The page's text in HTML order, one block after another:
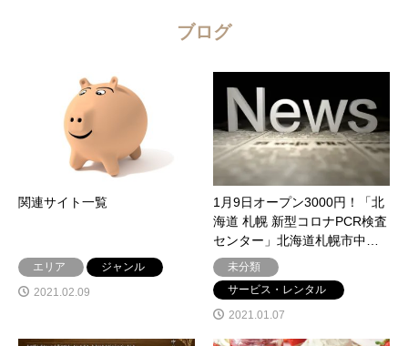
ブログ
関連サイト一覧
エリア
ジャンル
2021.02.09
1月9日オープン3000円！「北
海道 札幌 新型コロナPCR検査
センター」北海道札幌市中…
未分類
サービス・レンタル
2021.01.07